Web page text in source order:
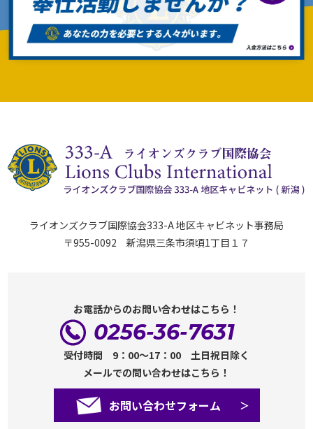
ライオンズクラブ国際協会333-A 地区キャビネット事務局
〒955-0092 新潟県三条市須頃1丁目１７
お電話からのお問い合わせはこちら！
0256-36-7631
受付時間 9：00～17：00 土日祝日除く
メールでの問い合わせはこちら！
お問い合わせフォーム